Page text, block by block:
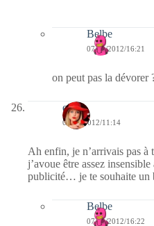
Belbe
07/01/2012/16:21
on peut pas la dévorer
ema
07/01/2012/11:14
Ah enfin, je n’arrivais pas
j’avoue être assez
publicité… je te souhaite un
Belbe
07/01/2012/16:22